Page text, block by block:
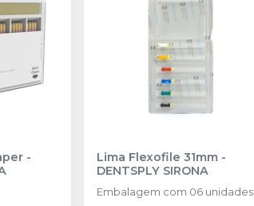
-
Lima Flexofile 31mm -
DENTSPLY SIRONA
Embalagem com 06 unidades.